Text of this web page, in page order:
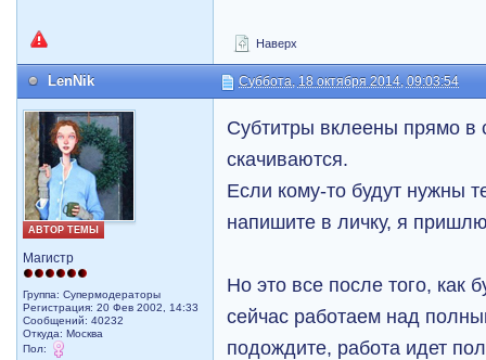
Наверх
LenNik Суббота, 18 октября 2014, 09:03:54
АВТОР ТЕМЫ
Магистр
Группа: Супермодераторы
Регистрация: 20 Фев 2002, 14:33
Сообщений: 40232
Откуда: Москва
Пол:
Субтитры вклеены прямо
скачиваются.
Если кому-то будут нужны
напишите в личку, я
Но это все после того, как
сейчас работаем над
подождите, работа идет